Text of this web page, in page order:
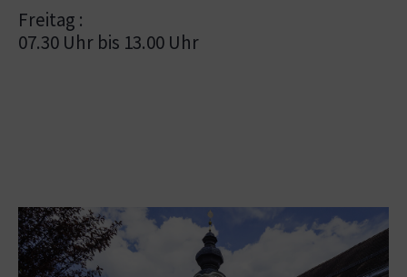
Freitag :
07.30 Uhr bis 13.00 Uhr